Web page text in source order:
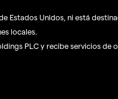
Estados Unidos, ni está
locales.
PLC y recibe servicios